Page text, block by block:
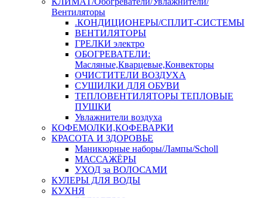
Вентиляторы
.КОНДИЦИОНЕРЫ/СПЛИТ-СИСТЕМЫ
ВЕНТИЛЯТОРЫ
ГРЕЛКИ электро
ОБОГРЕВАТЕЛИ:
Масляные,Кварцевые,Конвекторы
ОЧИСТИТЕЛИ ВОЗДУХА
СУШИЛКИ ДЛЯ ОБУВИ
ТЕПЛОВЕНТИЛЯТОРЫ ТЕПЛОВЫЕ
ПУШКИ
Увлажнители воздуха
КОФЕМОЛКИ,КОФЕВАРКИ
КРАСОТА И ЗДОРОВЬЕ
Маникюрные наборы/Лампы/Scholl
МАССАЖЁРЫ
УХОД за ВОЛОСАМИ
КУЛЕРЫ ДЛЯ ВОДЫ
КУХНЯ